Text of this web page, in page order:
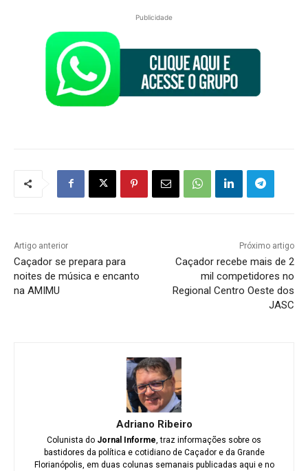
Publicidade
Artigo anterior
Caçador se prepara para
noites de música e encanto
na AMIMU
Próximo artigo
Caçador recebe mais de 2
mil competidores no
Regional Centro Oeste dos
JASC
Adriano Ribeiro
Colunista do Jornal Informe, traz informações sobre os
bastidores da política e cotidiano de Caçador e da Grande
Florianópolis, em duas colunas semanais publicadas aqui e no